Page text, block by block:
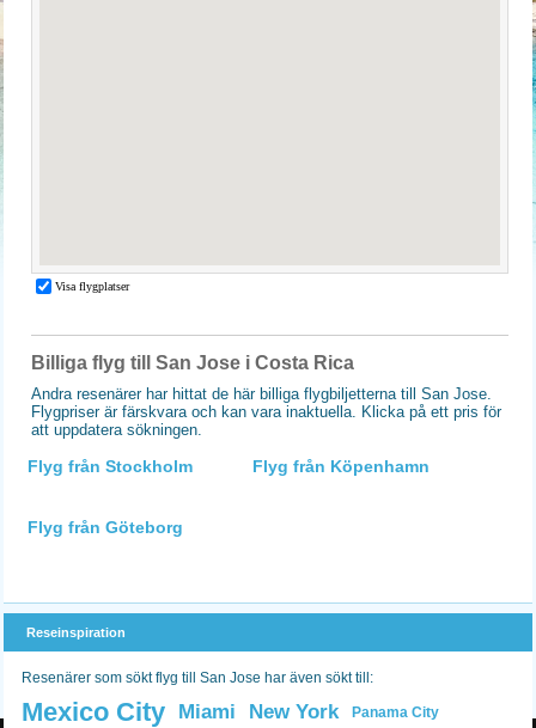
Billiga flyg till San Jose i Costa Rica
Andra resenärer har hittat de här billiga flygbiljetterna till San Jose.
Flygpriser är färskvara och kan vara inaktuella. Klicka på ett pris för
att uppdatera sökningen.
Flyg från Stockholm Flyg från Köpenhamn
Flyg från Göteborg
Reseinspiration
Resenärer som sökt flyg till San Jose har även sökt till:
Mexico City Miami New York
Panama City